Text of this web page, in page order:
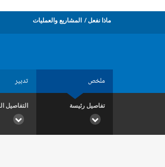
ماذا نفعل المشاريع والعمليات
ملخص تدبير
تفاصيل رئيسة التفاصيل